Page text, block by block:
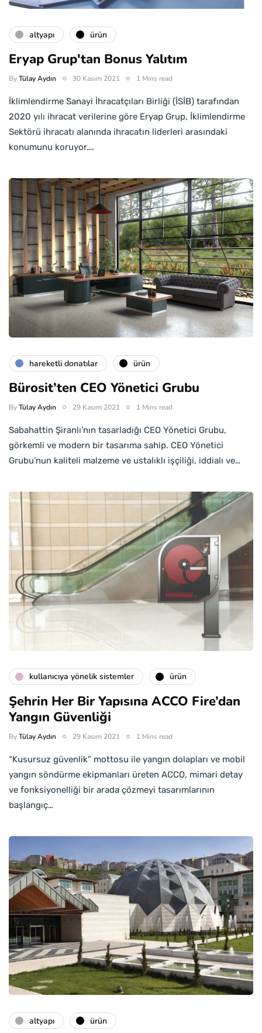
altyapı ürün
Eryap Grup'tan Bonus Yalıtım
ByTülay Aydın 30 Kasım 2021 1 Mins read
İklimlendirme Sanayi İhracatçıları Birliği (İSİB) tarafından
2020 yılı ihracat verilerine göre Eryap Grup, İklimlendirme
Sektörü ihracatı alanında ihracatın liderleri arasındaki
konumunu koruyor….
hareketli donatılar ürün
Bürosit’ten CEO Yönetici Grubu
ByTülay Aydın 29 Kasım 2021 1 Mins read
Sabahattin Şiranlı’nın tasarladığı CEO Yönetici Grubu,
görkemli ve modern bir tasarıma sahip. CEO Yönetici
Grubu’nun kaliteli malzeme ve ustalıklı işçiliği, iddialı ve…
kullanıcıya yönelik sistemler ürün
Şehrin Her Bir Yapısına ACCO Fire’dan
Yangın Güvenliği
ByTülay Aydın 29 Kasım 2021 1 Mins read
“Kusursuz güvenlik” mottosu ile yangın dolapları ve mobil
yangın söndürme ekipmanları üreten ACCO, mimari detay
ve fonksiyonelliği bir arada çözmeyi tasarımlarının
başlangıç…
altyapı ürün